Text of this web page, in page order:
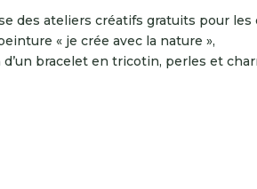
des ateliers créatifs gratuits pour les
« je crée avec la nature »,
bracelet en tricotin, perles et